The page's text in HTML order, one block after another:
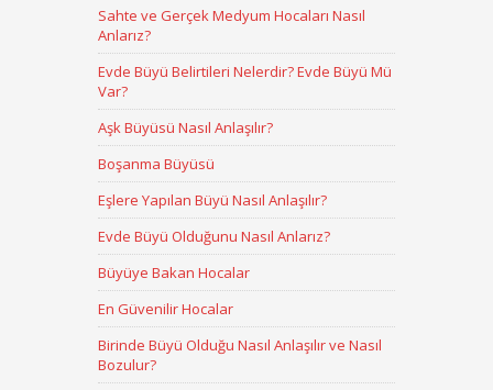
Sahte ve Gerçek Medyum Hocaları Nasıl
Anlarız?
Evde Büyü Belirtileri Nelerdir? Evde Büyü Mü
Var?
Aşk Büyüsü Nasıl Anlaşılır?
Boşanma Büyüsü
Eşlere Yapılan Büyü Nasıl Anlaşılır?
Evde Büyü Olduğunu Nasıl Anlarız?
Büyüye Bakan Hocalar
En Güvenilir Hocalar
Birinde Büyü Olduğu Nasıl Anlaşılır ve Nasıl
Bozulur?